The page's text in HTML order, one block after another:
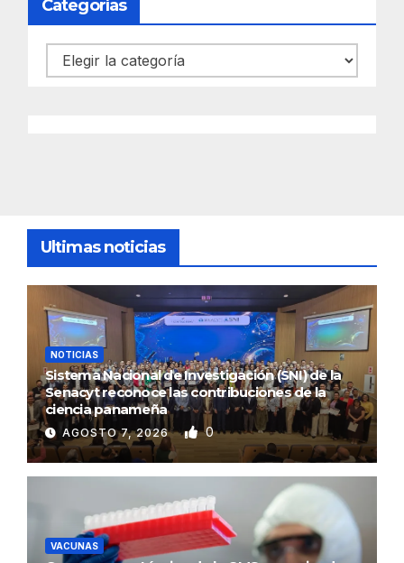
Categorías
Categorías
Ultimas noticias
NOTICIAS
Sistema Nacional de Investigación (SNI) de la
Senacyt reconoce las contribuciones de la
ciencia panameña
AGOSTO 7, 2026 0
VACUNAS